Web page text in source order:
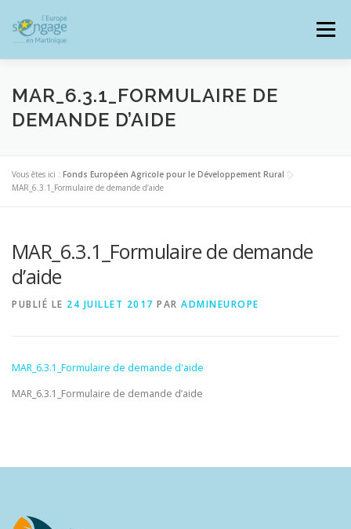
contenu
Menu
RESSOURCES DOCUMENTAIRES
MAR_6.3.1_FORMULAIRE DE
DEMANDE D’AIDE
Vous êtes ici : Fonds Européen Agricole pour le Développement Rural >
MAR_6.3.1_Formulaire de demande d’aide
MAR_6.3.1_Formulaire de demande
d’aide
PUBLIÉ LE 24 JUILLET 2017 PAR ADMINEUROPE
MAR_6.3.1_Formulaire de demande d'aide
MAR_6.3.1_Formulaire de demande d’aide